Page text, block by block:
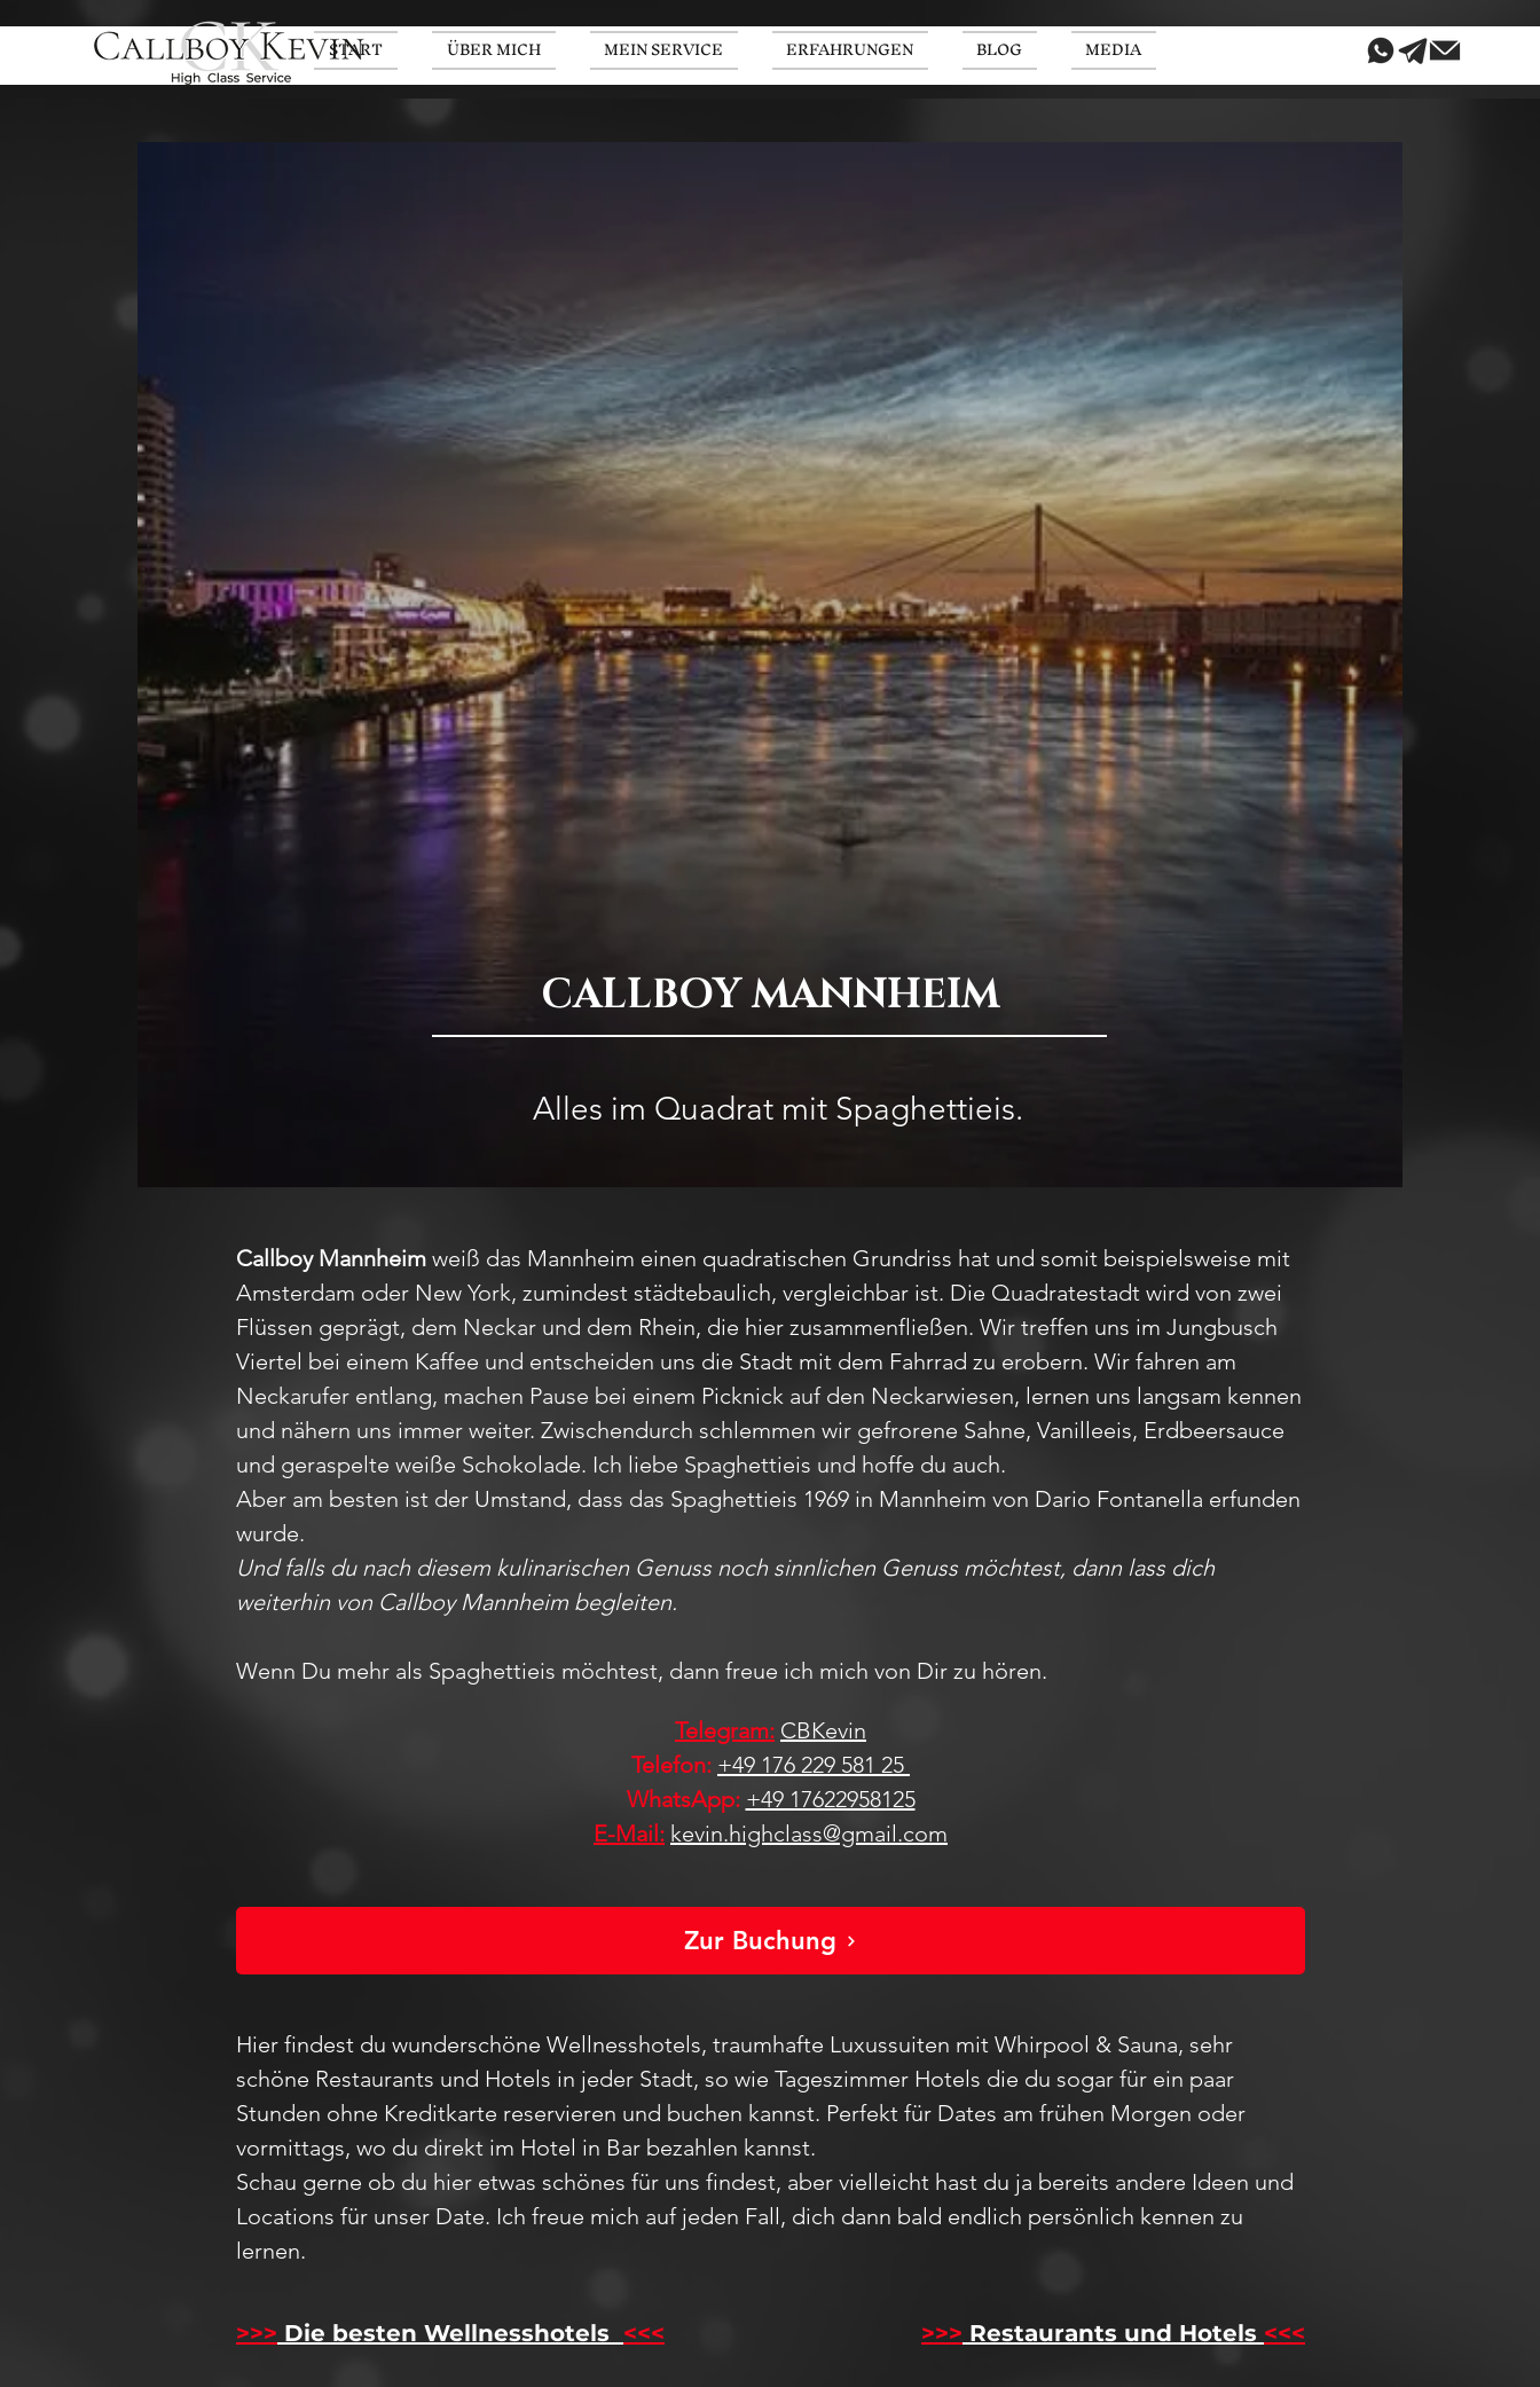
START ÜBER MICH MEIN SERVICE ERFAHRUNGEN BLOG MEDIA
CALLBOY MANNHEIM
Alles im Quadrat mit Spaghettieis.
Callboy Mannheim weiß das Mannheim einen quadratischen Grundriss hat und somit beispielsweise mit
Amsterdam oder New York, zumindest städtebaulich, vergleichbar ist. Die Quadratestadt wird von zwei
Flüssen geprägt, dem Neckar und dem Rhein, die hier zusammenfließen. Wir treffen uns im Jungbusch
Viertel bei einem Kaffee und entscheiden uns die Stadt mit dem Fahrrad zu erobern. Wir fahren am
Neckarufer entlang, machen Pause bei einem Picknick auf den Neckarwiesen, lernen uns langsam kennen
und nähern uns immer weiter. Zwischendurch schlemmen wir gefrorene Sahne, Vanilleeis, Erdbeersauce
und geraspelte weiße Schokolade. Ich liebe Spaghettieis und hoffe du auch.
Aber am besten ist der Umstand, dass das Spaghettieis 1969 in Mannheim von Dario Fontanella erfunden
wurde.
Und falls du nach diesem kulinarischen Genuss noch sinnlichen Genuss möchtest, dann lass dich
weiterhin von Callboy Mannheim begleiten.
Wenn Du mehr als Spaghettieis möchtest, dann freue ich mich von Dir zu hören.
Telegram: CBKevin
Telefon: +49 176 229 581 25
WhatsApp: +49 17622958125
E-Mail: kevin.highclass@gmail.com
Zur Buchung
Hier findest du wunderschöne Wellnesshotels, traumhafte Luxussuiten mit Whirpool & Sauna, sehr
schöne Restaurants und Hotels in jeder Stadt, so wie Tageszimmer Hotels die du sogar für ein paar
Stunden ohne Kreditkarte reservieren und buchen kannst. Perfekt für Dates am frühen Morgen oder
vormittags, wo du direkt im Hotel in Bar bezahlen kannst.
Schau gerne ob du hier etwas schönes für uns findest, aber vielleicht hast du ja bereits andere Ideen und
Locations für unser Date. Ich freue mich auf jeden Fall, dich dann bald endlich persönlich kennen zu
lernen.
>>> Die besten Wellnesshotels <<< >>> Restaurants und Hotels <<<